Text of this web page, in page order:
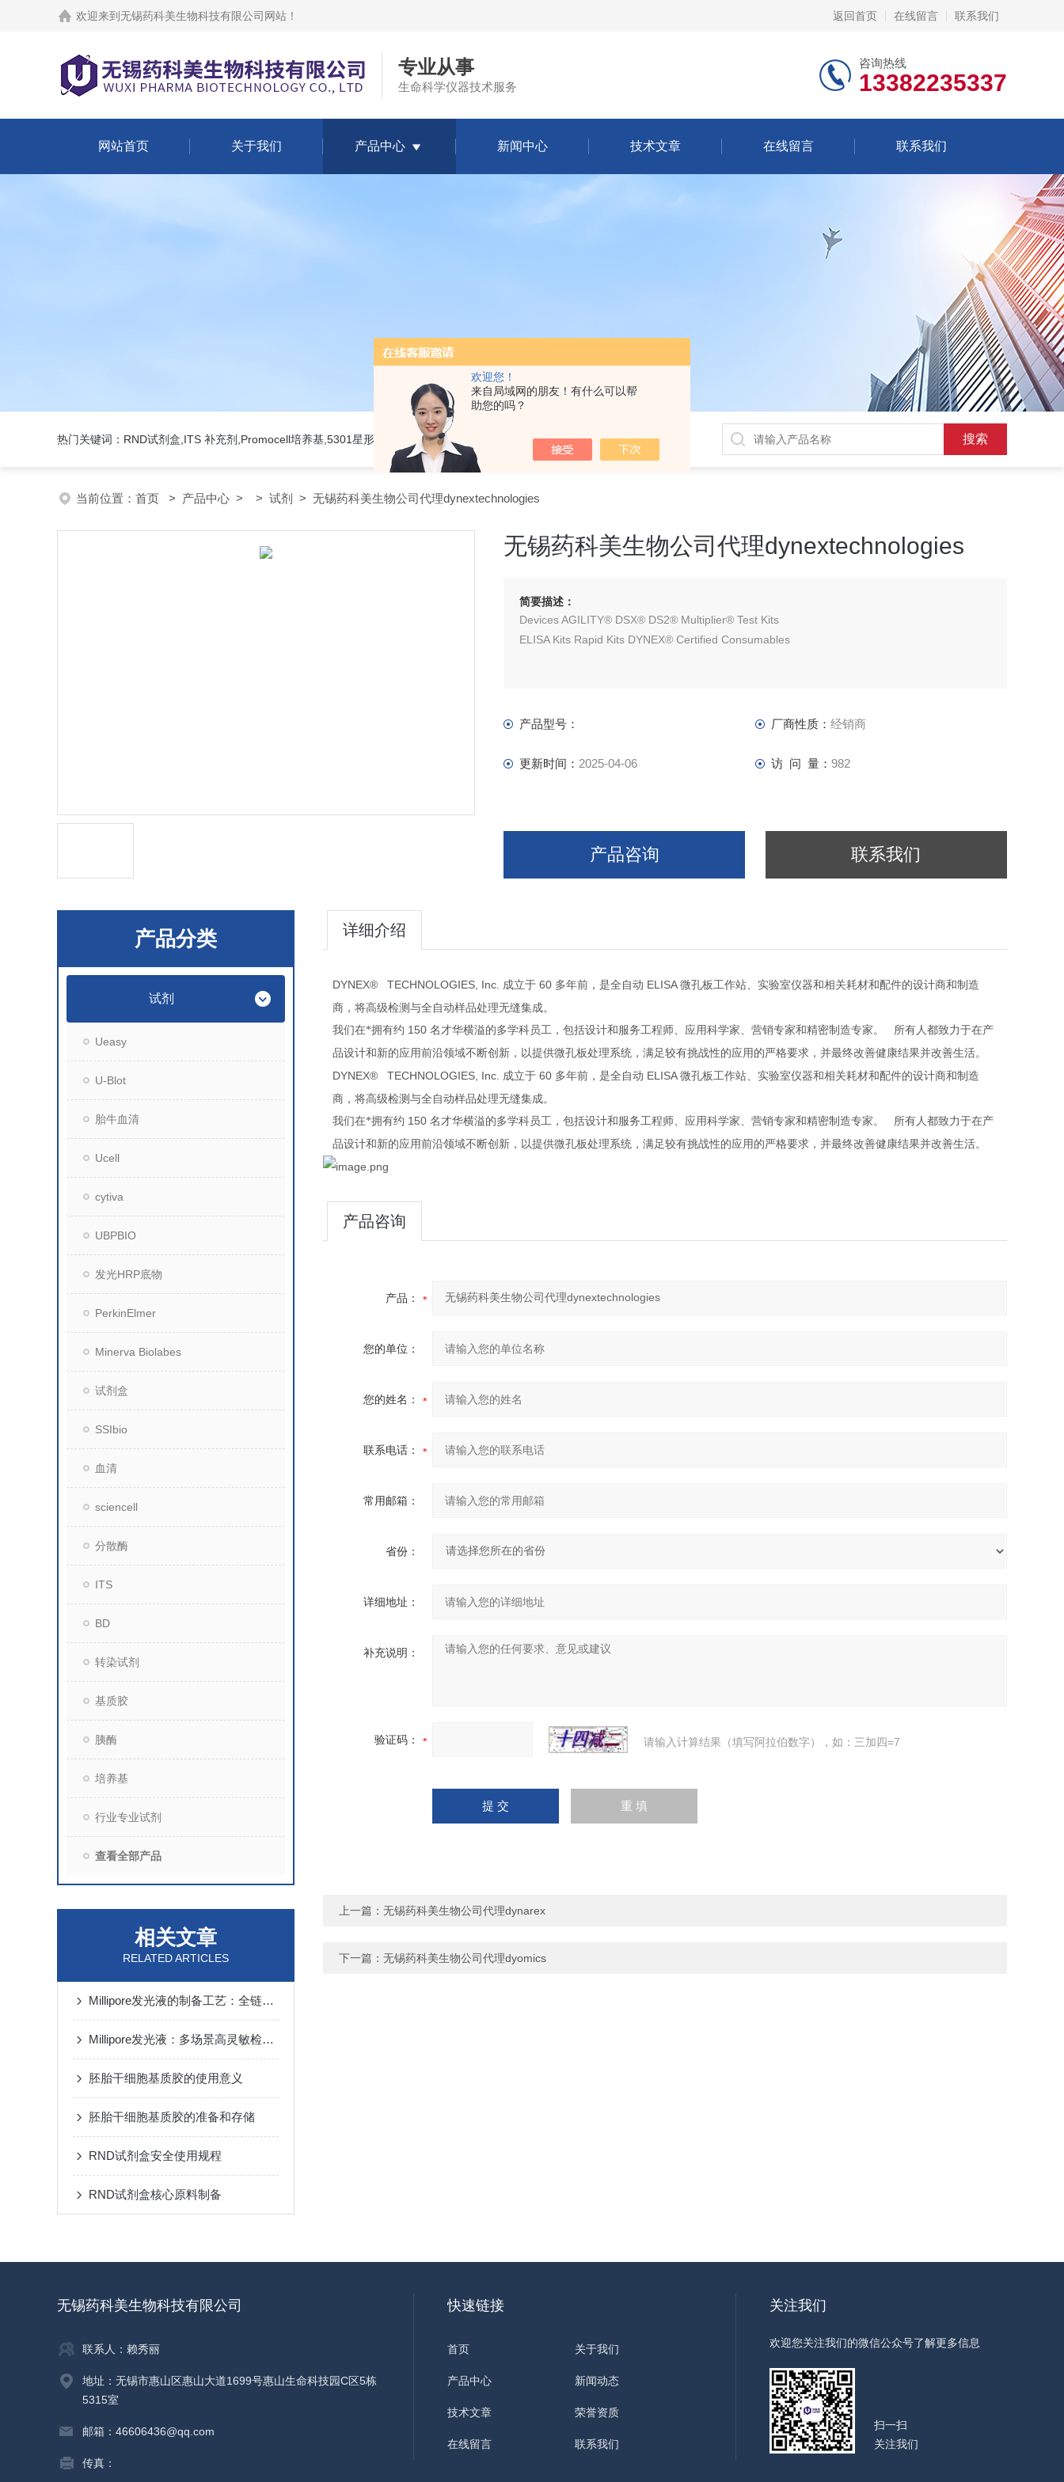
欢迎您！
来自局域网的朋友！有什么可以帮
助您的吗？
欢迎来到 无锡药科美生物科技有限公司网站 ！ 返回首页 在线留言 联系我们
专业从事
生命科学仪器技术服务
咨询热线
13382235337
网站首页 关于我们 产品中心 新闻中心 技术文章 在线留言 联系我们
热门关键词：RND试剂盒,ITS 补充剂,Promocell培养基,5301星形细胞培养基
当前位置： 首页 > 产品中心 > > 试剂 > 无锡药科美生物公司代理dynextechnologies
无锡药科美生物公司代理dynextechnologies
简要描述：
Devices AGILITY® DSX® DS2® Multiplier® Test Kits
ELISA Kits Rapid Kits DYNEX® Certified Consumables
产品型号： 厂商性质： 经销商
更新时间： 2025-04-06 访 问 量： 982
产品咨询 联系我们
产品分类
试剂
Ueasy
U-Blot
胎牛血清
Ucell
cytiva
UBPBIO
发光HRP底物
PerkinElmer
Minerva Biolabes
试剂盒
SSIbio
血清
sciencell
分散酶
ITS
BD
转染试剂
基质胶
胰酶
培养基
行业专业试剂
查看全部产品
相关文章
RELATED ARTICLES
Millipore发光液的制备工艺：全链路质控保障检测性能稳定
Millipore发光液：多场景高灵敏检测的核心试剂支撑
胚胎干细胞基质胶的使用意义
胚胎干细胞基质胶的准备和存储
RND试剂盒安全使用规程
RND试剂盒核心原料制备
详细介绍
DYNEX® TECHNOLOGIES, Inc. 成立于 60 多年前，是全自动 ELISA 微孔板工作站、实验室仪器和相关耗材和配件的设计商和制造
商，将高级检测与全自动样品处理无缝集成。
我们在*拥有约 150 名才华横溢的多学科员工，包括设计和服务工程师、应用科学家、营销专家和精密制造专家。
所有人都致力于在产
品设计和新的应用前沿领域不断创新，以提供微孔板处理系统，满足较有挑战性的应用的严格要求，并最终改善健康结果并改善生活。
DYNEX® TECHNOLOGIES, Inc. 成立于 60 多年前，是全自动 ELISA 微孔板工作站、实验室仪器和相关耗材和配件的设计商和制造
商，将高级检测与全自动样品处理无缝集成。
我们在*拥有约 150 名才华横溢的多学科员工，包括设计和服务工程师、应用科学家、营销专家和精密制造专家。
所有人都致力于在产
品设计和新的应用前沿领域不断创新，以提供微孔板处理系统，满足较有挑战性的应用的严格要求，并最终改善健康结果并改善生活。
产品咨询
产品：
您的单位：
您的姓名：
联系电话：
常用邮箱：
省份：
详细地址：
补充说明：
验证码： 请输入计算结果（填写阿拉伯数字），如：三加四=7
上一篇： 无锡药科美生物公司代理dynarex
下一篇： 无锡药科美生物公司代理dyomics
无锡药科美生物科技有限公司
联系人：赖秀丽
地址：无锡市惠山区惠山大道1699号惠山生命科技园C区5栋
5315室
邮箱：46606436@qq.com
传真：
快速链接
首页 关于我们
产品中心 新闻动态
技术文章 荣誉资质
在线留言 联系我们
关注我们
欢迎您关注我们的微信公众号了解更多信息
扫一扫
关注我们